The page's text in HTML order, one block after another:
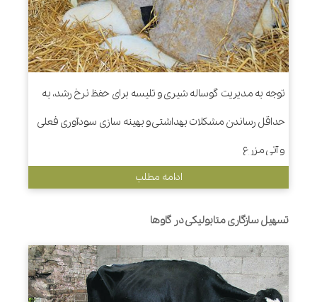
توجه به مدیریت گوساله شیری و تلیسه برای حفظ نرخ رشد، به
حداقل رساندن مشکلات بهداشتی و بهینه سازی سودآوری فعلی
و آتی مزرع
ادامه مطلب
تسهیل سازگاری متابولیکی در گاوها